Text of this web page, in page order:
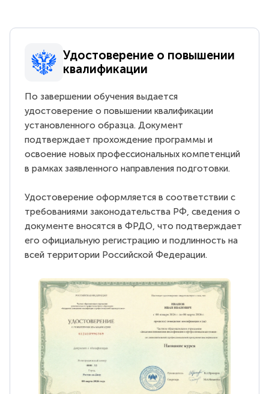
Удостоверение о повышении
квалификации
По завершении обучения выдается
удостоверение о повышении квалификации
установленного образца. Документ
подтверждает прохождение программы и
освоение новых профессиональных компетенций
в рамках заявленного направления подготовки.
Удостоверение оформляется в соответствии с
требованиями законодательства РФ, сведения о
документе вносятся в ФРДО, что подтверждает
его официальную регистрацию и подлинность на
всей территории Российской Федерации.